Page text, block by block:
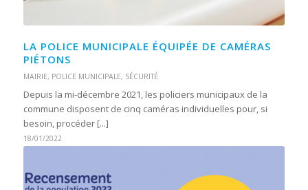
LA POLICE MUNICIPALE ÉQUIPÉE DE CAMÉRAS
PIÉTONS
MAIRIE, POLICE MUNICIPALE, SÉCURITÉ
Depuis la mi-décembre 2021, les policiers municipaux de la
commune disposent de cinq caméras individuelles pour, si
besoin, procéder [...]
18/01/2022